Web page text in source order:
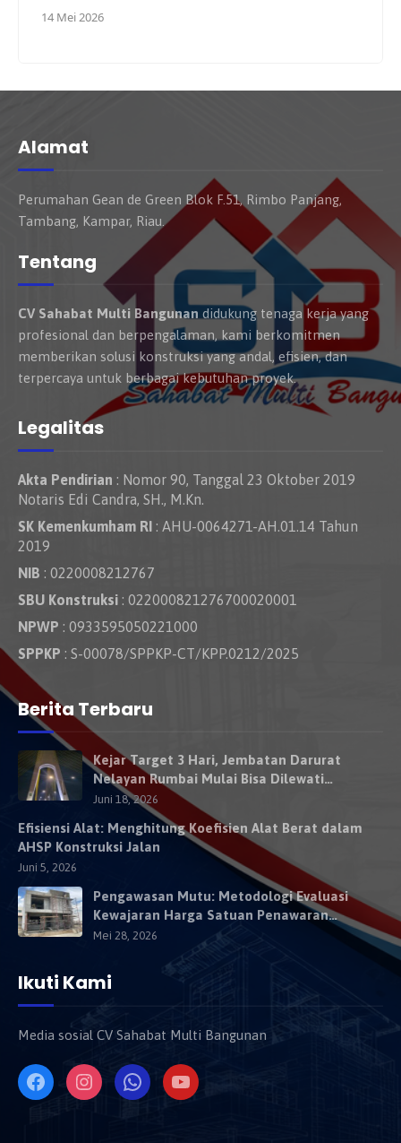
14 Mei 2026
Alamat
Perumahan Gean de Green Blok F.51, Rimbo Panjang,
Tambang, Kampar, Riau.
Tentang
CV Sahabat Multi Bangunan didukung tenaga kerja yang
profesional dan berpengalaman, kami berkomitmen
memberikan solusi konstruksi yang andal, efisien, dan
terpercaya untuk berbagai kebutuhan proyek.
Legalitas
Akta Pendirian : Nomor 90, Tanggal 23 Oktober 2019
Notaris Edi Candra, SH., M.Kn.
SK Kemenkumham RI : AHU-0064271-AH.01.14 Tahun
2019
NIB : 0220008212767
SBU Konstruksi : 022000821276700020001
NPWP : 0933595050221000
SPPKP : S-00078/SPPKP-CT/KPP.0212/2025
Berita Terbaru
Kejar Target 3 Hari, Jembatan Darurat
Nelayan Rumbai Mulai Bisa Dilewati
Kendaraan Besok
Juni 18, 2026
Efisiensi Alat: Menghitung Koefisien Alat Berat dalam
AHSP Konstruksi Jalan
Juni 5, 2026
Pengawasan Mutu: Metodologi Evaluasi
Kewajaran Harga Satuan Penawaran
Kontraktor
Mei 28, 2026
Ikuti Kami
Media sosial CV Sahabat Multi Bangunan